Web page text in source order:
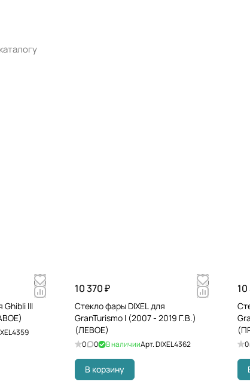
Ghibli III
10 370 ₽
Стекло фары DIXEL для
GranTurismo I (2007 - 2019 Г.В.)
(ЛЕВОЕ)
0 0 В наличииАрт.DIXEL4362
В корзину
0